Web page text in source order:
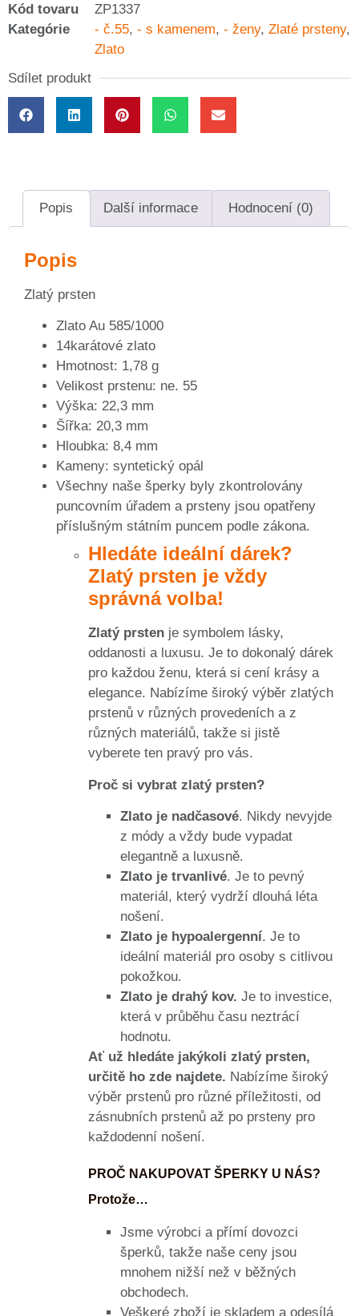
Kód tovaru
ZP1337
Kategórie
- č.55, - s kamenem, - ženy, Zlaté prsteny,
Zlato
Sdílet produkt
Popis Další informace Hodnocení (0)
Popis
Zlatý prsten
Zlato Au 585/1000
14karátové zlato
Hmotnost: 1,78 g
Velikost prstenu: ne. 55
Výška: 22,3 mm
Šířka: 20,3 mm
Hloubka: 8,4 mm
Kameny: syntetický opál
Všechny naše šperky byly zkontrolovány
puncovním úřadem a prsteny jsou opatřeny
příslušným státním puncem podle zákona.
Hledáte ideální dárek?
Zlatý prsten je vždy
správná volba!
Zlatý prsten je symbolem lásky,
oddanosti a luxusu. Je to dokonalý dárek
pro každou ženu, která si cení krásy a
elegance. Nabízíme široký výběr zlatých
prstenů v různých provedeních a z
různých materiálů, takže si jistě
vyberete ten pravý pro vás.
Proč si vybrat zlatý prsten?
Zlato je nadčasové. Nikdy nevyjde
z módy a vždy bude vypadat
elegantně a luxusně.
Zlato je trvanlivé. Je to pevný
materiál, který vydrží dlouhá léta
nošení.
Zlato je hypoalergenní. Je to
ideální materiál pro osoby s citlivou
pokožkou.
Zlato je drahý kov. Je to investice,
která v průběhu času neztrácí
hodnotu.
Ať už hledáte jakýkoli zlatý prsten,
určitě ho zde najdete. Nabízíme široký
výběr prstenů pro různé příležitosti, od
zásnubních prstenů až po prsteny pro
každodenní nošení.
PROČ NAKUPOVAT ŠPERKY U NÁS?
Protože…
Jsme výrobci a přímí dovozci
šperků, takže naše ceny jsou
mnohem nižší než v běžných
obchodech.
Veškeré zboží je skladem a odesílá